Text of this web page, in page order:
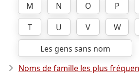
M
N O P
T
U V W
Les gens sans nom
Noms de famille les plus